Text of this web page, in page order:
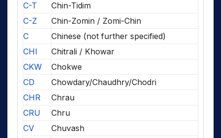
C-T
Chin-Tidim
C-Z
Chin-Zomin / Zomi-Chin
C
Chinese (not further specified)
CHI
Chitrali / Khowar
CKW
Chokwe
CD
Chowdary/Chaudhry/Chodri
CHR
Chrau
CRU
Chru
CV
Chuvash